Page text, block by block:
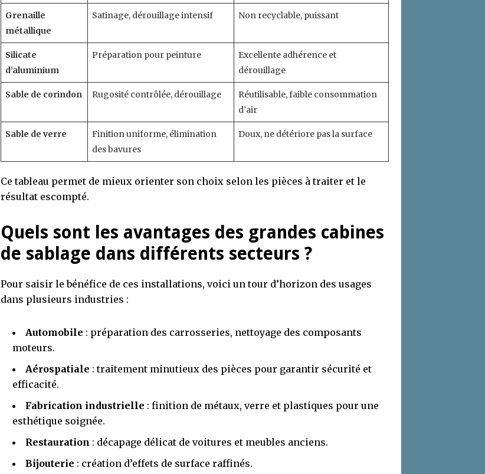
Grenaille
métallique
Satinage, dérouillage intensif Non recyclable, puissant
Silicate
d’aluminium
Préparation pour peinture
Excellente adhérence et
dérouillage
Sable de corindon Rugosité contrôlée, dérouillage
Réutilisable, faible consommation
d’air
Sable de verre
Finition uniforme, élimination
des bavures
Doux, ne détériore pas la surface
Ce tableau permet de mieux orienter son choix selon les pièces à traiter et le
résultat escompté.
Quels sont les avantages des grandes cabines
de sablage dans différents secteurs ?
Pour saisir le bénéfice de ces installations, voici un tour d’horizon des usages
dans plusieurs industries :
Automobile : préparation des carrosseries, nettoyage des composants
moteurs.
Aérospatiale : traitement minutieux des pièces pour garantir sécurité et
efficacité.
Fabrication industrielle : finition de métaux, verre et plastiques pour une
esthétique soignée.
Restauration : décapage délicat de voitures et meubles anciens.
Bijouterie : création d’effets de surface raffinés.